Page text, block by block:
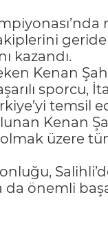
geride
kazandı.
Kenan
sporcu,
temsil
Kenan
üzere
önemli